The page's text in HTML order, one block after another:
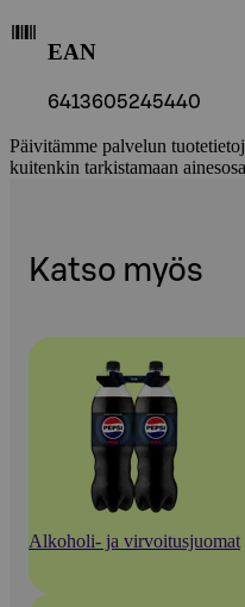
EAN
6413605245440
Päivitämme palvelun
kuitenkin tarkistamaan
Katso myös
Alkoholi- ja virvoitusjuomat